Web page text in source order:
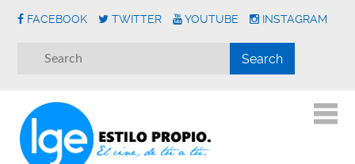
FACEBOOK TWITTER YOUTUBE INSTAGRAM